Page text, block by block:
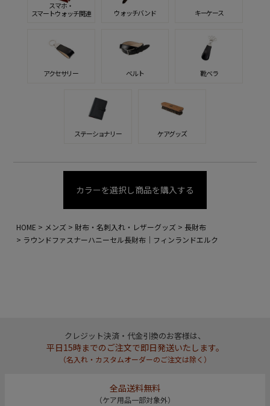
スマホ・
スマートウォッチ関連
ウォッチバンド キーケース
アクセサリー ベルト 靴ベラ
ステーショナリー ケアグッズ
カラーを選択し商品を購入する
HOME メンズ 財布・名刺入れ・レザーグッズ
長財布
ラウンドファスナーハニーセル長財布｜フィンランドエルク
クレジット決済・代金引換のお客様は、
平日15時までのご注文で即日発送いたします。
（名入れ・カスタムオーダーのご注文は除く）
全品送料無料
（ケア用品一部対象外）